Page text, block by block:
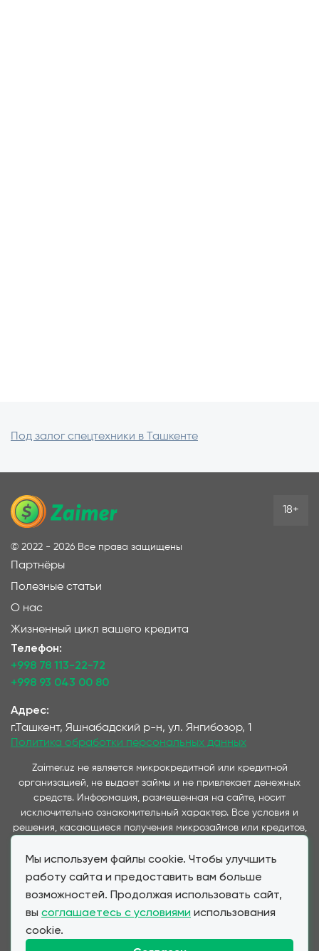
Под залог спецтехники в Ташкенте
Мы используем файлы cookie. Чтобы улучшить
работу сайта и предоставить вам больше
возможностей. Продолжая использовать сайт,
вы соглашаетесь с условиями использования
cookie.
© 2022 - 2026 Все права защищены
Партнёры
Полезные статьи
О нас
Жизненный цикл вашего кредита
Телефон:
+998 78 113-22-72
+998 93 043 00 80
Адрес:
г.Ташкент, Яшнабадский р-н, ул. Янгибозор, 1
Политика обработки персональных данных
18+
Zaimer.uz не является микрокредитной или кредитной
организацией, не выдает займы и не привлекает денежных
средств. Информация, размещенная на сайте, носит
исключительно ознакомительный характер. Все условия и
решения, касающиеся получения микрозаймов или кредитов,
предоставляющими данные услуги и представленные на
данном сайте. Важно отметить, что условия займов и
соответствуют условиям, предоставляемым партнерскими
МФО и банками при прямом обращении клиента. Zaimer.uz
выступает в качестве информационного посредника,
обеспечивая удобство выбора и подачи заявок для клиентов,